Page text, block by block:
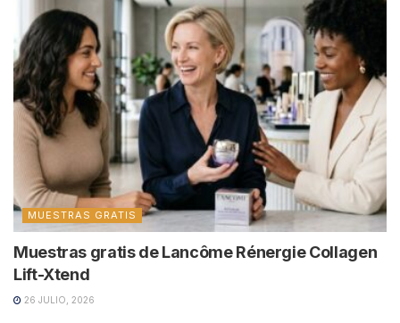
MUESTRAS GRATIS
Muestras gratis de Lancôme Rénergie Collagen
Lift-Xtend
26 JULIO, 2026